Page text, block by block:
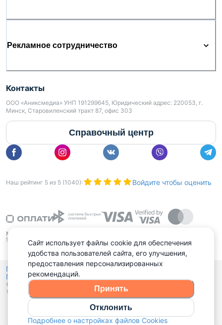
Рекламное сотрудничество
Контакты
ООО «Аниксмедиа» УНП 191299645, Юридический адрес: 220053, г.
Минск, Старовиленский тракт 87, офис 303
Справочный центр
Наш рейтинг 5 из 5 (1040): Войдите чтобы оценить
Политика конфиденциальности,
Политика обработки файлов куки
© 2015 - 2026, Domovita.by. Копирование материалов допускается
только при наличии активной ссылки.
Сайт использует файлы cookie для обеспечения
удобства пользователей сайта, его улучшения,
предоставления персонализированных
рекомендаций.
Принять
Отклонить
Подробнее о настройках файлов Cookies